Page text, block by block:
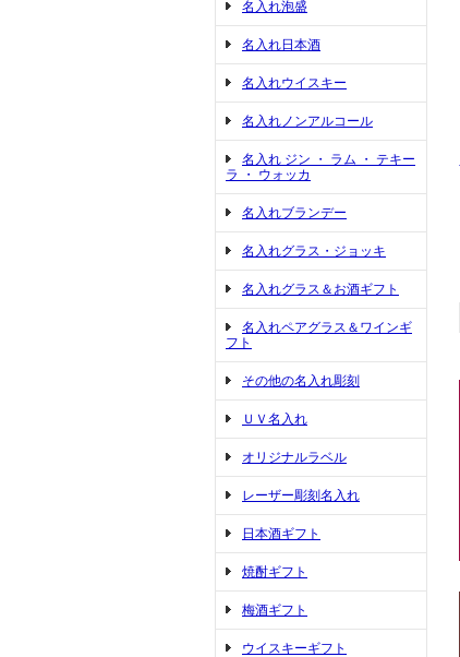
名入れ泡盛
名入れ日本酒
名入れウイスキー
名入れノンアルコール
名入れ ジン ・ ラム ・ テキー
ラ ・ ウォッカ
名入れブランデー
名入れグラス・ジョッキ
名入れグラス＆お酒ギフト
名入れペアグラス＆ワインギ
フト
その他の名入れ彫刻
ＵＶ名入れ
オリジナルラベル
レーザー彫刻名入れ
日本酒ギフト
焼酎ギフト
梅酒ギフト
ウイスキーギフト